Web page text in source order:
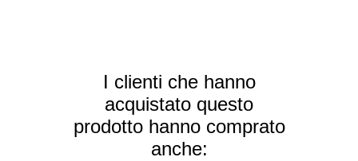
I clienti che hanno
acquistato questo
prodotto hanno comprato
anche: